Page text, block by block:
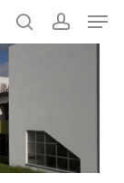
searchaccount